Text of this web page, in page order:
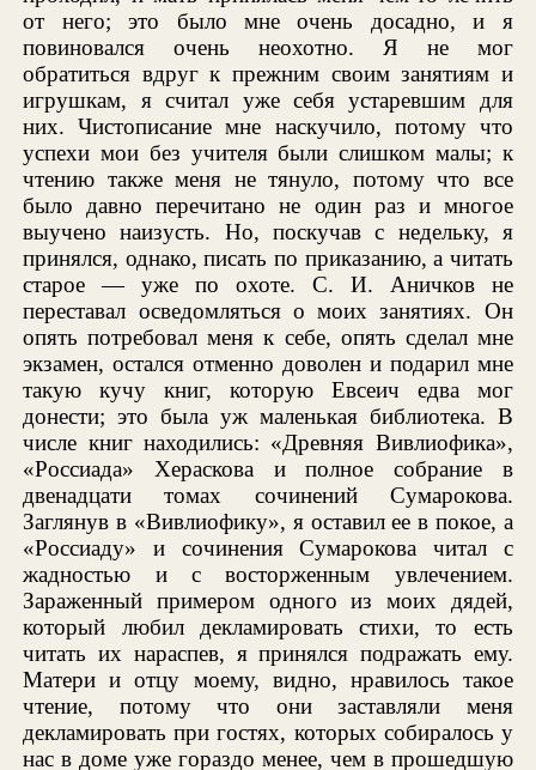
от него; это было мне очень досадно, и я
повиновался очень неохотно. Я не мог
обратиться вдруг к прежним своим занятиям и
игрушкам, я считал уже себя устаревшим для
них. Чистописание мне наскучило, потому что
успехи мои без учителя были слишком малы; к
чтению также меня не тянуло, потому что все
было давно перечитано не один раз и многое
выучено наизусть. Но, поскучав с недельку, я
принялся, однако, писать по приказанию, а читать
старое — уже по охоте. С. И. Аничков не
переставал осведомляться о моих занятиях. Он
опять потребовал меня к себе, опять сделал мне
экзамен, остался отменно доволен и подарил мне
такую кучу книг, которую Евсеич едва мог
донести; это была уж маленькая библиотека. В
числе книг находились: «Древняя Вивлиофика»,
«Россиада» Хераскова и полное собрание в
двенадцати томах сочинений Сумарокова.
Заглянув в «Вивлиофику», я оставил ее в покое, а
«Россиаду» и сочинения Сумарокова читал с
жадностью и с восторженным увлечением.
Зараженный примером одного из моих дядей,
который любил декламировать стихи, то есть
читать их нараспев, я принялся подражать ему.
Матери и отцу моему, видно, нравилось такое
чтение, потому что они заставляли меня
декламировать при гостях, которых собиралось у
нас в доме уже гораздо менее, чем в прошедшую